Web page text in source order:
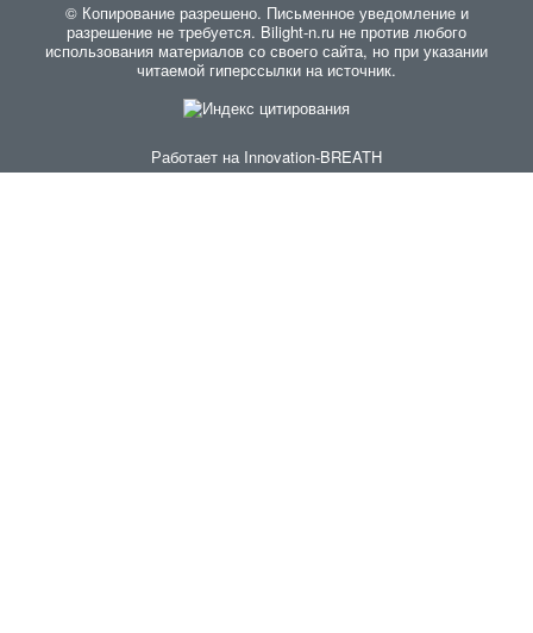
© Копирование разрешено. Письменное уведомление и
разрешение не требуется. Bilight-n.ru не против любого
использования материалов со своего сайта, но при указании
читаемой гиперссылки на источник.
Работает на Innovation-BREATH